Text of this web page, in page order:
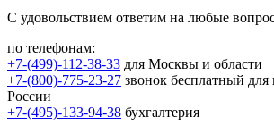
С удовольствием ответим на любые
по телефонам:
+7-(499)-112-38-33 для Москвы и области
+7-(800)-775-23-27 звонок бесплатный для
России
+7-(495)-133-94-38 бухгалтерия